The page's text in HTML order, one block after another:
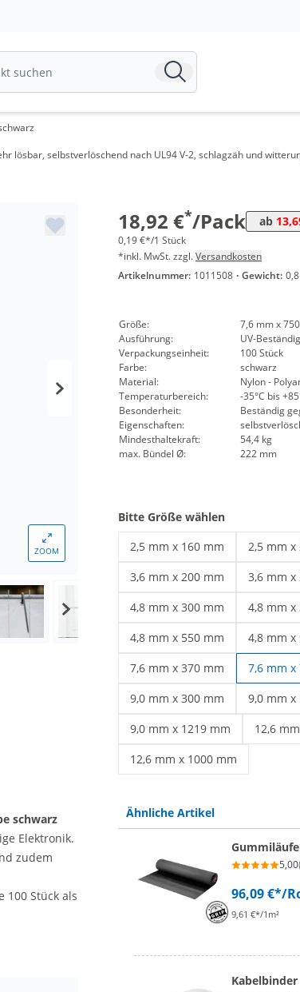
selbstverlöschend nach UL94 V-2, schlagzäh und
ZOOM
18,92 €*/Pack ab
Menge Preis
ab 100 Pack 13,69 €
0,19 €*/1 Stück
*inkl. MwSt. zzgl.Versandkosten
Artikelnummer: 1011508 · Gewicht:
Größe:
7,6 mm x
Ausführung:
UV-
Verpackungseinheit:
100 Stück
Farbe:
schwarz
Material:
Nylon -
Temperaturbereich:
-35°C bis
Besonderheit:
Beständig
Eigenschaften:
Mindesthaltekraft:
54,4 kg
max. Bündel Ø:
222 mm
Bitte Größe wählen
2,5 mm x 160 mm
Kabelbinder schwarz | 2,5 mm
2,5 mm x
3,6 mm x 200 mm
Kabelbinder schwarz | 3,6 mm
3,6 mm x
4,8 mm x 300 mm
UV beständige Kabelbinder |
4,8 mm x
4,8 mm x 550 mm
Kabelbinder schwarz | 4,8 mm
4,8 mm x
7,6 mm x 370 mm
Schwarze Kabelbinder | 7,6
7,6 mm x
9,0 mm x 300 mm
Kabelbinder schwarz | 9,0 mm
9,0 mm x
9,0 mm x 1219 mm
Kabelbinder schwarz | 9,0 mm x
12,6
12,6 mm x 1000 mm
schwarz
Elektronik.
zudem
100 Stück als
Ähnliche Artikel
5,00
96,09 €*/
9,61 €*/1m²